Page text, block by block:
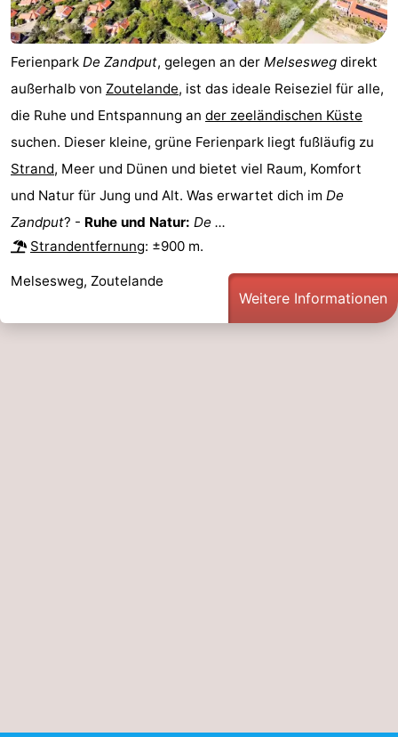
Ferienpark De Zandput, gelegen an der Melsesweg direkt
außerhalb von Zoutelande, ist das ideale Reiseziel für alle,
die Ruhe und Entspannung an der zeeländischen Küste
suchen. Dieser kleine, grüne Ferienpark liegt fußläufig zu
Strand, Meer und Dünen und bietet viel Raum, Komfort
und Natur für Jung und Alt. Was erwartet dich im De
Zandput? - Ruhe und Natur: De ...
Strandentfernung: ±900 m.
Melsesweg, Zoutelande
Weitere Informationen